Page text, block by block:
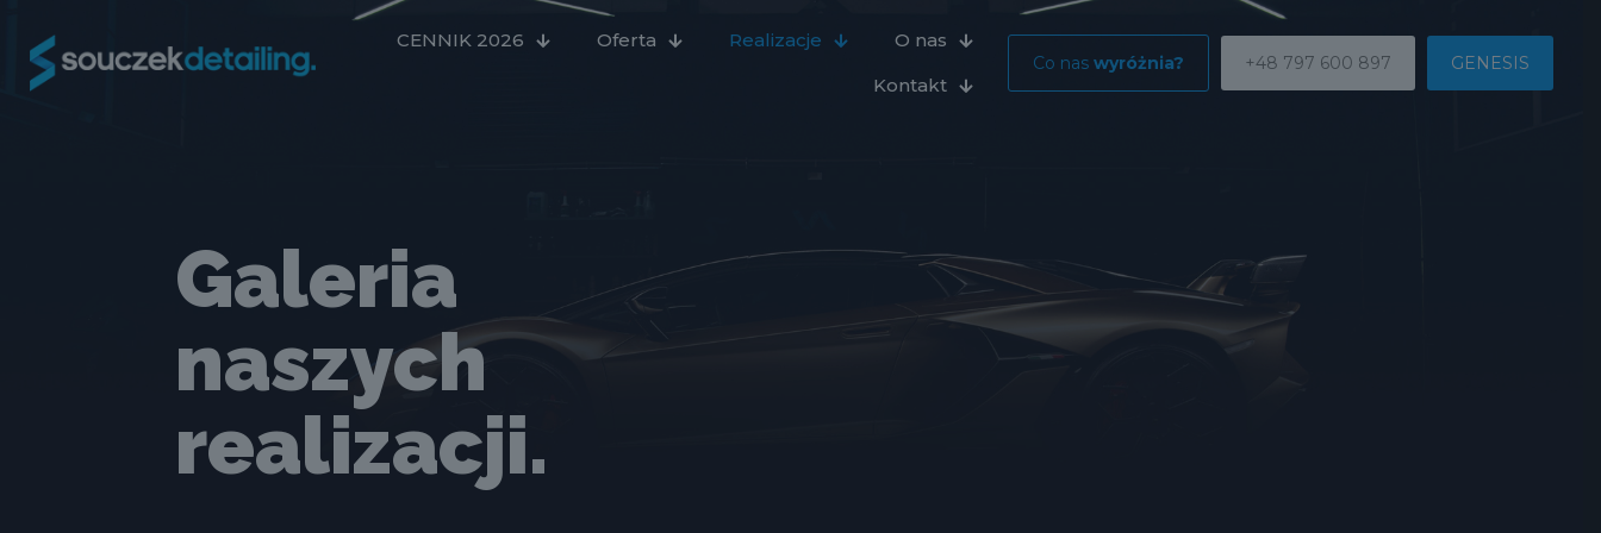
CENNIK 2026 Oferta Realizacje
O nas
Kontakt
Co nas wyróżnia? +48 797 600 897 GENESIS
Galeria
naszych
realizacji.